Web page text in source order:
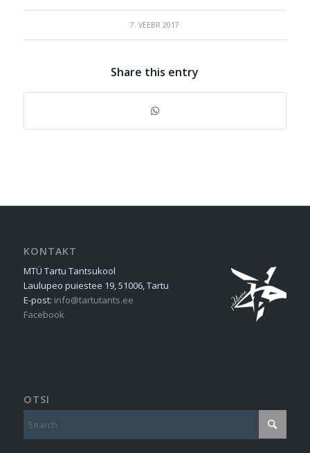
7. VEEBR 2017
Share this entry
KONTAKT
MTÜ Tartu Tantsukool
Laulupeo puiestee 19, 51006, Tartu
E-post: info@tartutants.ee
Facebook
OTSI